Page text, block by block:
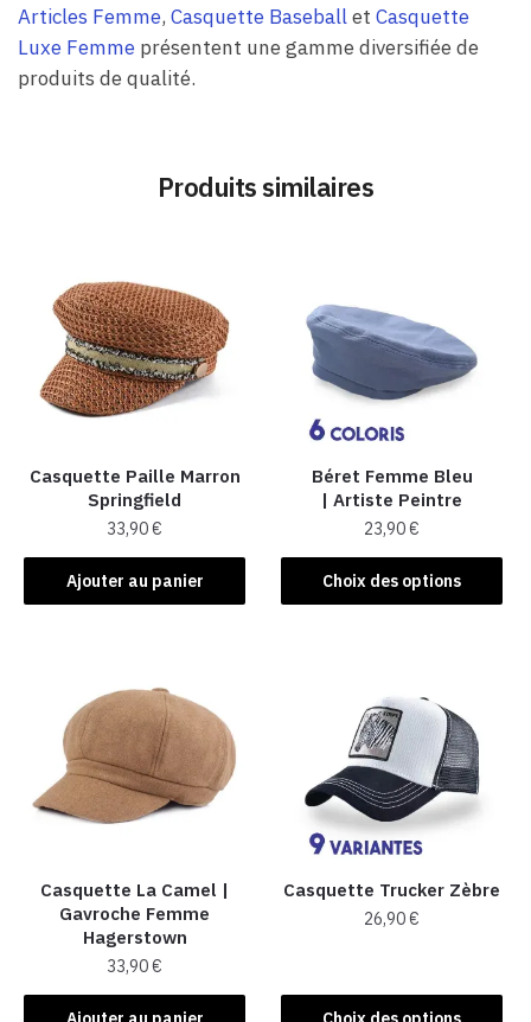
Articles Femme, Casquette Baseballet Casquette
Luxe Femme présentent une gamme diversifiée de
produits de qualité.
Produits similaires
Casquette Paille Marron
Springfield
33,90€
Ajouter au panier
Béret Femme Bleu
| Artiste Peintre
23,90€
Choix des options
Ce
produit
Les
options
peuvent
être
choisies
sur
la
page
Casquette La Camel​ |
Gavroche Femme
Hagerstown
33,90€
Casquette Trucker Zèbre
26,90€
produit